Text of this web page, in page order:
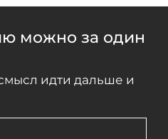
можно за один
идти дальше и